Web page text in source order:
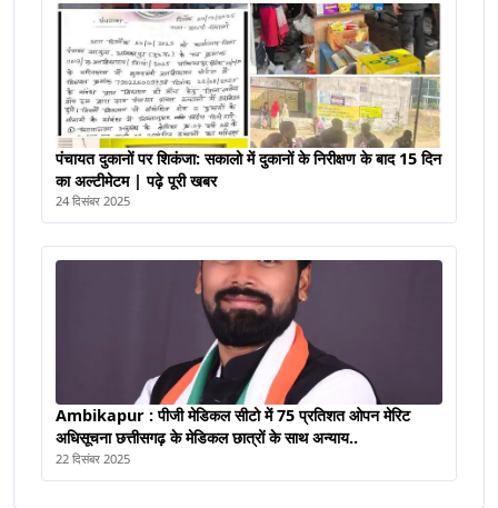
पंचायत दुकानों पर शिकंजा: सकालो में दुकानों के निरीक्षण के बाद 15 दिन
का अल्टीमेटम | पढ़े पूरी खबर
24 दिसंबर 2025
Ambikapur : पीजी मेडिकल सीटो में 75 प्रतिशत ओपन मेरिट
अधिसूचना छत्तीसगढ़ के मेडिकल छात्रों के साथ अन्याय..
22 दिसंबर 2025